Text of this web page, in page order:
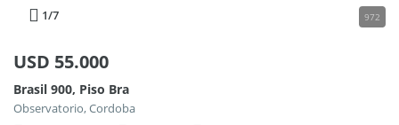
1/7 972
USD 55.000
Brasil 900, Piso Bra
Observatorio, Cordoba